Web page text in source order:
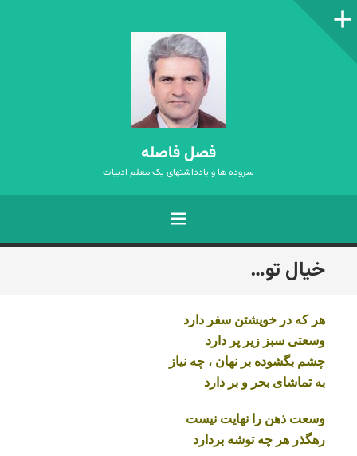
ستون‌کناری
فصل فاصله
سروده ها و یادداشتهای یک معلم ادبیات
فهرست
رفتن
به
خیال تو…
هر که در خویشتن سفر دارد
وسعتی سبز زیر پر دارد
چشم بگشوده بر نهان ، چه نیاز
به تماشای بحر و بر دارد
وسعت ذهن را نهایت نیست
رهگذر هر چه توشه بردارد